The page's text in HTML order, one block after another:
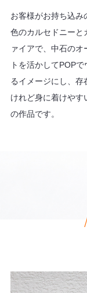
お客様がお持ち込み
色のカルセドニーと
ァイアで、中石のオ
トを活かしてPOP
るイメージにし、存
けれど身に着けやす
の作品です。